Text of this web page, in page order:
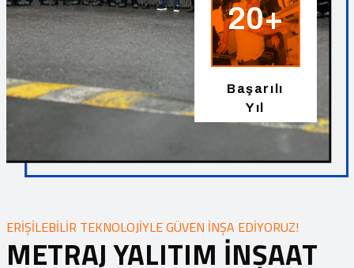
20+
Başarılı
Yıl
ERIŞILEBILIR TEKNOLOJIYLE GÜVEN İNŞA EDIYORUZ!
METRAJ YALITIM İNŞAAT